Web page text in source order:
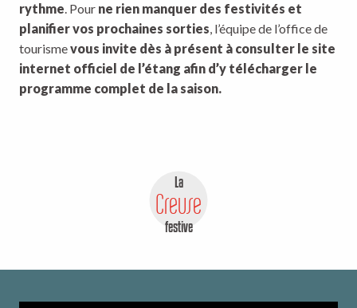
rythme. Pour ne rien manquer des festivités et
planifier vos prochaines sorties, l’équipe de l’office de
tourismevous invite dès à présent à consulter le site
internet officiel de l’étang afin d’y télécharger le
programme complet de la saison.
La
Creuse
festive